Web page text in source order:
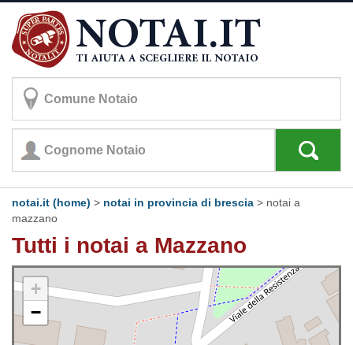
notai.it (home) > notai in provincia di brescia > notai a
mazzano
Tutti i notai a Mazzano
+
−